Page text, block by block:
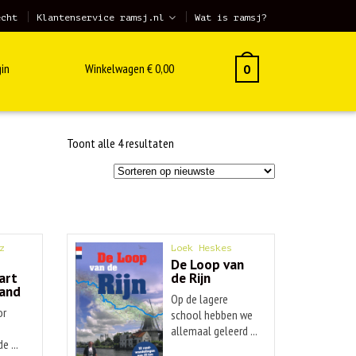
Klantenservice ramsj.nl Wat is ramsj?
Winkelwagen €0,00 0
Toont alle 4 resultatenGesorteerd
nieuwste
...
Loek Heskes
De Loop van
de Rijn
Op de lagere
school hebben we
allemaal geleerd ...